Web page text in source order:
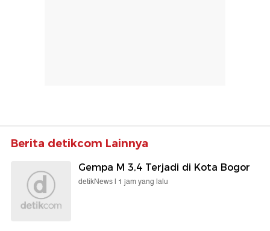
Berita detikcom Lainnya
Gempa M 3,4 Terjadi di Kota Bogor
detikNews | 1 jam yang lalu